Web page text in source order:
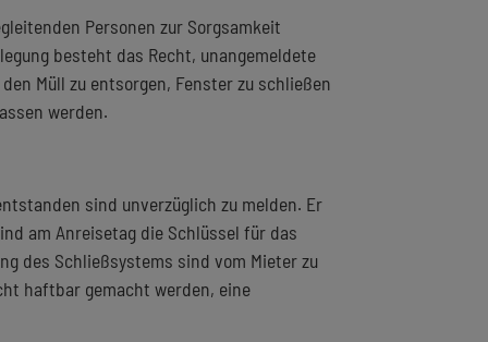
Personen zur Sorgsamkeit
besteht das Recht, unangemeldete
Müll zu entsorgen, Fenster zu schließen
werden.
sind unverzüglich zu melden. Er
am Anreisetag die Schlüssel für das
des Schließsystems sind vom Mieter zu
haftbar gemacht werden, eine